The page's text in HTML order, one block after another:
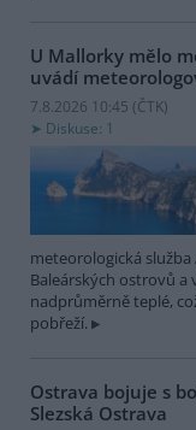
U Mallorky mělo
uvádí
7.8.2026 10:45 (ČTK)
Diskuse: 1
meteorologická
Baleárských ostrovů
nadprůměrně teplé,
pobřeží.
Ostrava bojuje s
Slezská Ostrava